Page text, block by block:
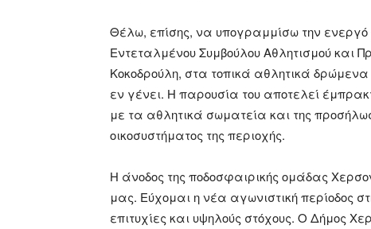
Θέλω, επίσης, να υπογραμμίσω την ενεργό
Εντεταλμένου Συμβούλου Αθλητισμού και
Κοκοδρούλη, στα τοπικά αθλητικά
εν γένει. Η παρουσία του αποτελεί
με τα αθλητικά σωματεία και της
οικοσυστήματος της περιοχής.
Η άνοδος της ποδοσφαιρικής ομάδας
μας. Εύχομαι η νέα αγωνιστική περίοδος
επιτυχίες και υψηλούς στόχους. Ο Δήμος